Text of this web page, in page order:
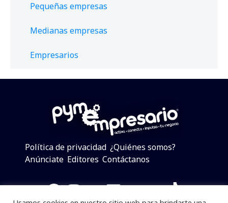
Pequeñas empresas
Medianas empresas
Empresarios
Política de privacidad ¿Quiénes somos?
Anúnciate Editores Contáctanos
Facebook
Instagram
Twitter
LinkedIn
Telegram
YouTube
TikTok